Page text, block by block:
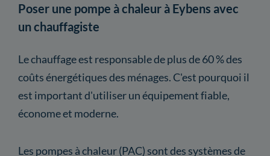
Poser une pompe à chaleur à Eybens avec
un chauffagiste
Le chauffage est responsable de plus de 60 % des
coûts énergétiques des ménages. C'est pourquoi il
est important d'utiliser un équipement fiable,
économe et moderne.
Les pompes à chaleur (PAC) sont des systèmes de